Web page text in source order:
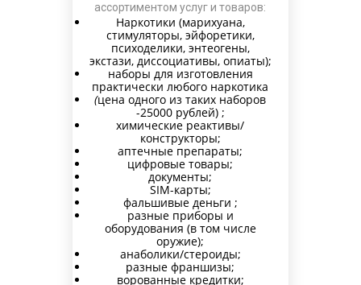
ассортиментом услуг и товаров:
Наркотики (марихуана,
стимуляторы, эйфоретики,
психоделики, энтеогены,
экстази, диссоциативы, опиаты);
наборы для изготовления
практически любого наркотика
(цена одного из таких наборов
-25000 рублей) ;
химические реактивы/
конструкторы;
аптечные препараты;
цифровые товары;
документы;
SIM-карты;
фальшивые деньги ;
разные приборы и
оборудования (в том числе
оружие);
анаболики/стероиды;
разные франшизы;
ворованные кредитки;